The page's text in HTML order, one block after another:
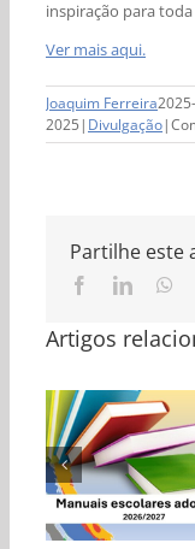
inspiração para
Ver mais aqui.
Joaquim Ferreira
2025 | Divulgação|
Partilhe este
Facebook
Artigos